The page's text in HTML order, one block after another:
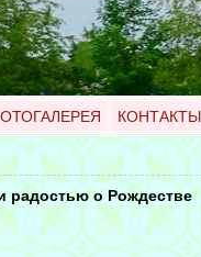
КОНТАКТЫ
радостью о Рождестве